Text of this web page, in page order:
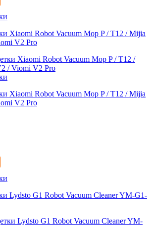
Xiaomi Robot Vacuum Mop P / T12 / Mijia
V2 Pro
Xiaomi Robot Vacuum Mop P / T12 / Mijia
V2 Pro
Lydsto G1 Robot Vacuum Cleaner YM-G1-